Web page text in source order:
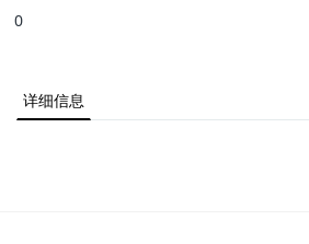
0
详细信息